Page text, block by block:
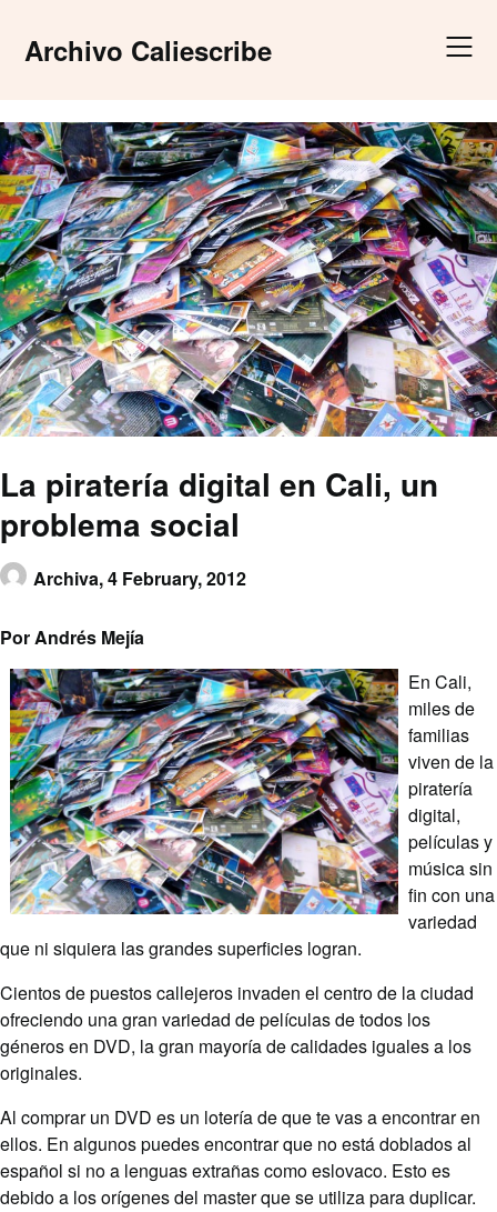
contentArchivo Caliescribe
La piratería digital en Cali, un
problema social
Archiva,4 February, 2012
Por Andrés Mejía
En Cali,
miles de
familias
viven de la
piratería
digital,
películas y
música sin
fin con una
variedad
que ni siquiera las grandes superficies logran.
Cientos de puestos callejeros invaden el centro de la ciudad
ofreciendo una gran variedad de películas de todos los
géneros en DVD, la gran mayoría de calidades iguales a los
originales.
Al comprar un DVD es un lotería de que te vas a encontrar en
ellos. En algunos puedes encontrar que no está doblados al
español si no a lenguas extrañas como eslovaco. Esto es
debido a los orígenes del master que se utiliza para duplicar.